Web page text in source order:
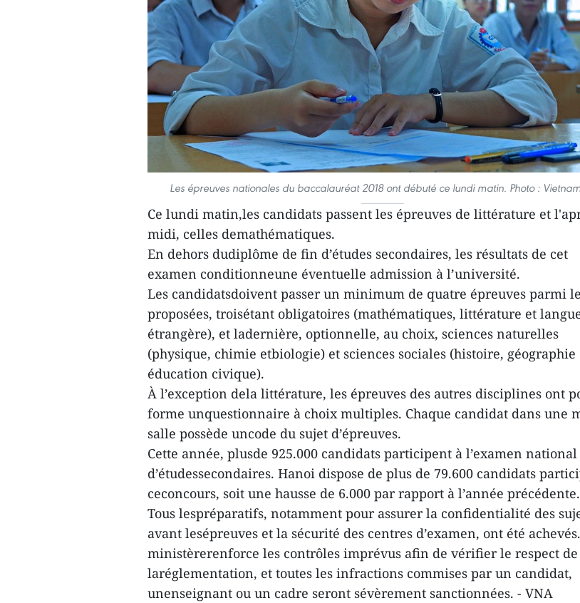
Les épreuves nationales du baccalauréat 2018 ont débuté ce lundi matin. Photo :
Ce lundi matin,les candidats passent les épreuves de littérature et
midi, celles demathématiques.
En dehors dudiplôme de fin d’études secondaires, les résultats de cet
examen conditionneune éventuelle admission à l’université.
Les candidatsdoivent passer un minimum de quatre épreuves parmi
proposées, troisétant obligatoires (mathématiques, littérature et
étrangère), et ladernière, optionnelle, au choix, sciences naturelles
(physique, chimie etbiologie) et sciences sociales (histoire, géographie
éducation civique).
À l’exception dela littérature, les épreuves des autres disciplines ont
forme unquestionnaire à choix multiples. Chaque candidat dans une
salle possède uncode du sujet d’épreuves.
Cette année, plusde 925.000 candidats participent à l’examen
d’étudessecondaires. Hanoi dispose de plus de 79.600 candidats
ceconcours, soit une hausse de 6.000 par rapport à l’année précédente.
Tous lespréparatifs, notamment pour assurer la confidentialité des
avant lesépreuves et la sécurité des centres d’examen, ont été
ministèrerenforce les contrôles imprévus afin de vérifier le respect de
laréglementation, et toutes les infractions commises par un candidat,
unenseignant ou un cadre seront sévèrement sanctionnées. - VNA